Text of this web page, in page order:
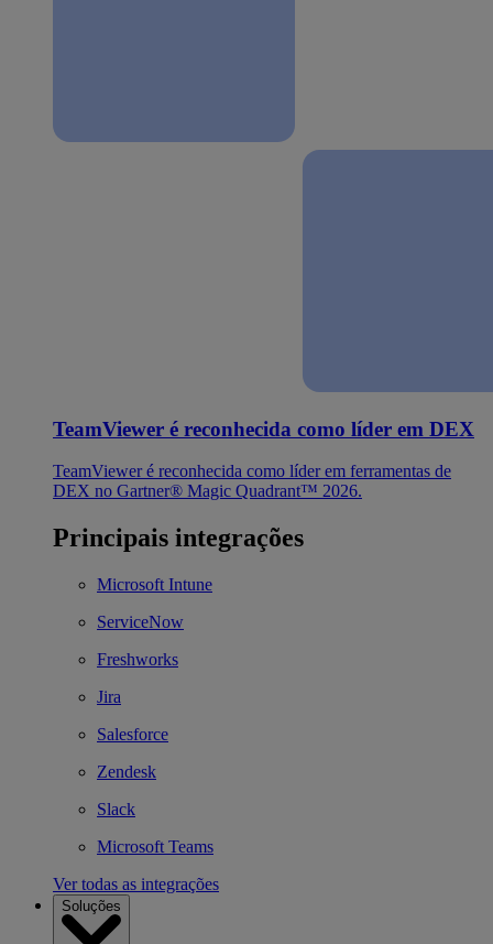
TeamViewer é reconhecida como líder em DEX
TeamViewer é reconhecida como líder em ferramentas de
DEX no Gartner® Magic Quadrant™ 2026.
Principais integrações
Microsoft Intune
ServiceNow
Freshworks
Jira
Salesforce
Zendesk
Slack
Microsoft Teams
Ver todas as integrações
Soluções